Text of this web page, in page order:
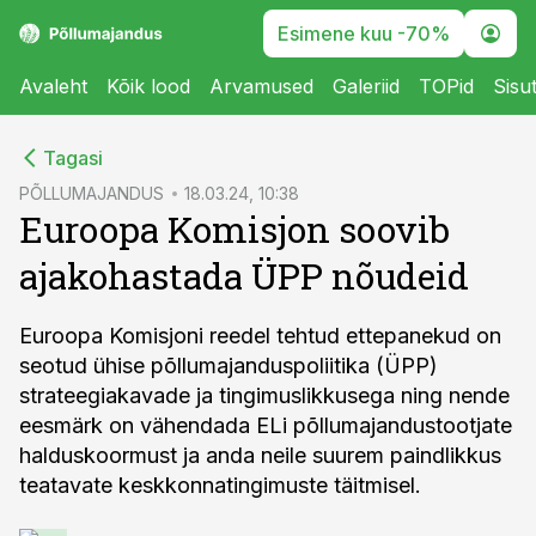
Esimene kuu -70%
Avaleht Kõik lood Arvamused Galeriid TOPid
Tagasi
PÕLLUMAJANDUS 18.03.24, 10:38
Euroopa Komisjon soovib
ajakohastada ÜPP nõudeid
Euroopa Komisjoni reedel tehtud ettepanekud on
seotud ühise põllumajanduspoliitika (ÜPP)
strateegiakavade ja tingimuslikkusega ning nende
eesmärk on vähendada ELi põllumajandustootjate
halduskoormust ja anda neile suurem paindlikkus
teatavate keskkonnatingimuste täitmisel.